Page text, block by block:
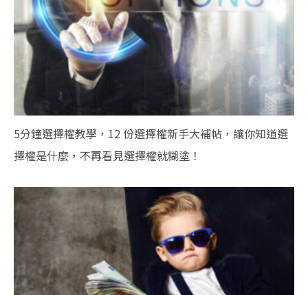
5分鐘選擇權教學，12 份選擇權新手大補帖，讓你知道選
擇權是什麼，不再看見選擇權就糊塗！